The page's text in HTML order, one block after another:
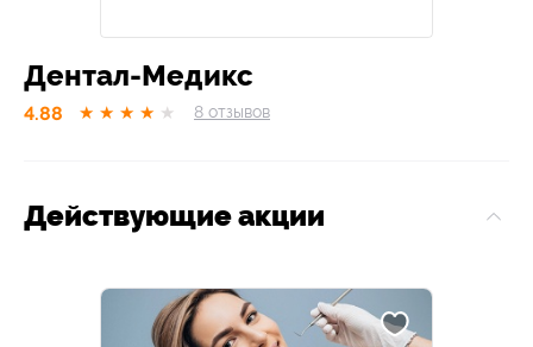
Дентал-Медикс
4.88 ★ ★ ★ ★ ★ 8 отзывов
Действующие акции